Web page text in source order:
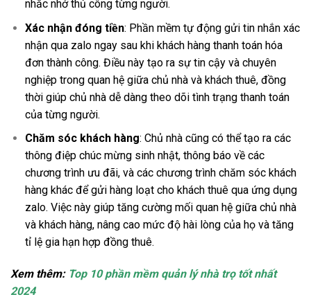
nhắc nhở thủ công từng người.
Xác nhận đóng tiền: Phần mềm tự động gửi tin nhắn xác
nhận qua zalo ngay sau khi khách hàng thanh toán hóa
đơn thành công. Điều này tạo ra sự tin cậy và chuyên
nghiệp trong quan hệ giữa chủ nhà và khách thuê, đồng
thời giúp chủ nhà dễ dàng theo dõi tình trạng thanh toán
của từng người.
Chăm sóc khách hàng: Chủ nhà cũng có thể tạo ra các
thông điệp chúc mừng sinh nhật, thông báo về các
chương trình ưu đãi, và các chương trình chăm sóc khách
hàng khác để gửi hàng loạt cho khách thuê qua ứng dụng
zalo. Việc này giúp tăng cường mối quan hệ giữa chủ nhà
và khách hàng, nâng cao mức độ hài lòng của họ và tăng
tỉ lệ gia hạn hợp đồng thuê.
Xem thêm: Top 10 phần mềm quản lý nhà trọ tốt nhất
2024